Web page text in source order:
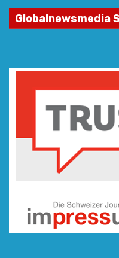
Globalnewsmedia